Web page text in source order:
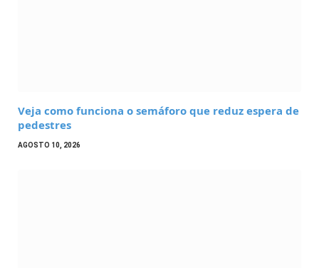
Veja como funciona o semáforo que reduz espera de
pedestres
AGOSTO 10, 2026